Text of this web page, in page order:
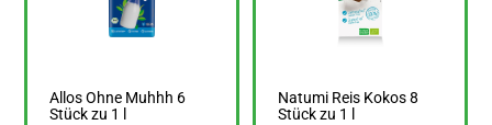
Allos Ohne Muhhh 6
Stück zu 1 l
Natumi Reis Kokos 8
Stück zu 1 l